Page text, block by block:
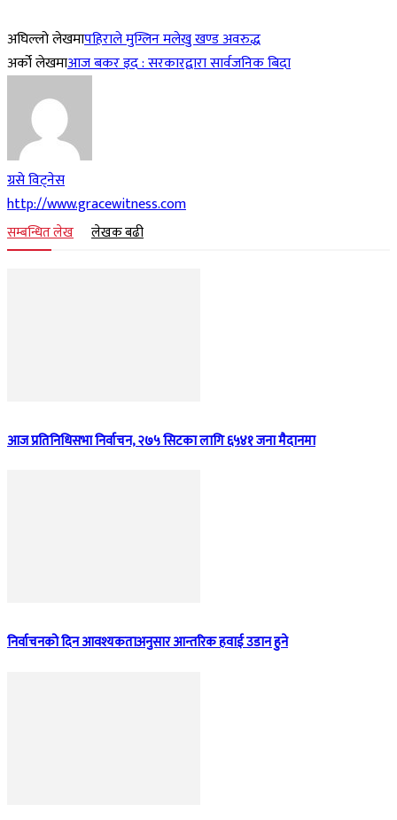
अघिल्लो लेखमापहिराले मुग्लिन मलेखु खण्ड अवरुद्ध
अर्को लेखमाआज बकर इद : सरकारद्वारा सार्वजनिक बिदा
ग्रसे विट्नेस
http://www.gracewitness.com
सम्बन्धित लेख लेखक बढी
आज प्रतिनिधिसभा निर्वाचन, २७५ सिटका लागि ६५४१ जना मैदानमा
निर्वाचनको दिन आवश्यकताअनुसार आन्तरिक हवाई उडान हुने